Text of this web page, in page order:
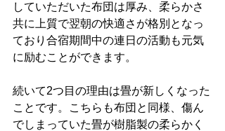
していただいた布団は厚み、柔らかさ
共に上質で翌朝の快適さが格別となっ
ており合宿期間中の連日の活動も元気
に励むことができます。
続いて2つ目の理由は畳が新しくなった
ことです。こちらも布団と同様、傷ん
でしまっていた畳が樹脂製の柔らかく